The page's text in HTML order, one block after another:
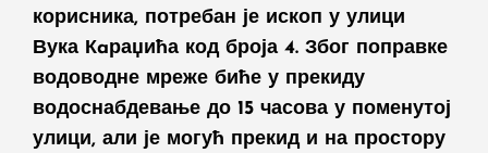
корисника, потребан је ископ у улици
Вука Кaраџића код броја 4. Због поправке
водоводне мреже биће у прекиду
водоснабдевање до 15 часова у поменутој
улици, али је могућ прекид и на простору